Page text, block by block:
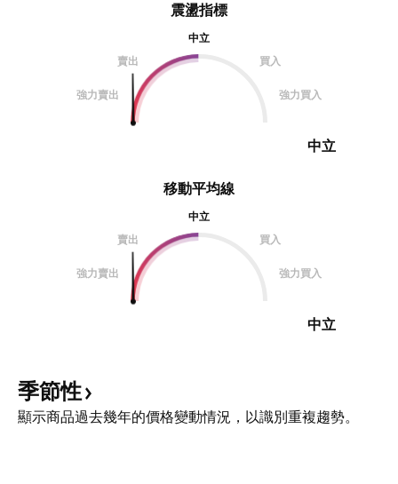
震盪指標
中立
賣出
買入
強力賣出 強力買入
中立
移動平均線
中立
賣出
買入
強力賣出 強力買入
中立
季節性
顯示商品過去幾年的價格變動情況，以識別重複趨勢。